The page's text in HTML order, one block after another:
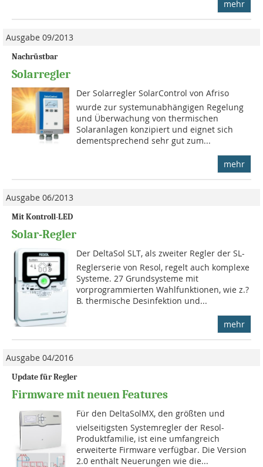
mehr
Ausgabe 09/2013
Nachrüstbar
Solarregler
Der Solarregler SolarControl von Afriso
wurde zur sys­tem­unab­hängi­gen Regelung
und Überwachung von thermischen
Solaranlagen konzipiert und eignet sich
dementsprechend sehr gut zum...
mehr
Ausgabe 06/2013
Mit Kontroll-LED
Solar-Regler
Der DeltaSol SLT, als zweiter Regler der SL-
Reglerserie von Resol, regelt auch komplexe
Systeme. 27 Grundsysteme mit
vorprogrammierten Wahlfunktionen, wie z.?
B. thermische Desinfektion und...
mehr
Ausgabe 04/2016
Update für Regler
Firmware mit neuen Features
Für den DeltaSolMX, den größten und
vielseitigsten Systemregler der Resol-
Produktfamilie, ist eine umfangreich
erweiterte Firmware verfügbar. Die Version
2.0 enthält Neuerungen wie die...